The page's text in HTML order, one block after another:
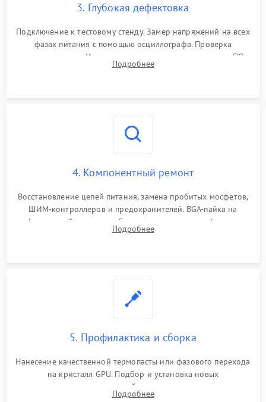
3. Глубокая дефектовка
Подключение к тестовому стенду. Замер напряжений на всех
фазах питания с помощью осциллографа. Проверка
инициализации. Использование специализированного ПО
MATS
Подробнее
4. Компонентный ремонт
Восстановление цепей питания, замена пробитых мосфетов,
ШИМ-контроллеров и предохранителей. BGA-пайка на
инфракрасной станции реболлинг или замена графического
чипа и дефектной памяти GDDR. Прошивка BIOS
Подробнее
5. Профилактика и сборка
Нанесение качественной термопасты или фазового перехода
на кристалл GPU. Подбор и установка новых
термопрокладок правильной толщины на память и цепи
питания. Монтаж радиатора и бэкплейта, подключение и
Подробнее